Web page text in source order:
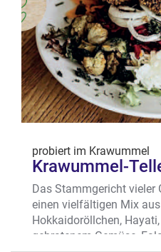
Aaseeviertel
probiert im Krawummel
Krawummel-
Das Stammgericht vieler
einen vielfältigen Mix aus
Hokkaidoröllchen,
gebratenem Gemüse,